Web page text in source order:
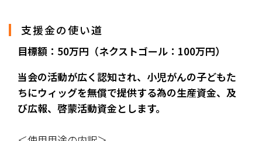
支援金の使い道
目標額：50万円（ネクストゴール：100万円）
当会の活動が広く認知され、小児がんの子どもた
ちにウィッグを無償で提供する為の生産資金、及
び広報、啓蒙活動資金とします。